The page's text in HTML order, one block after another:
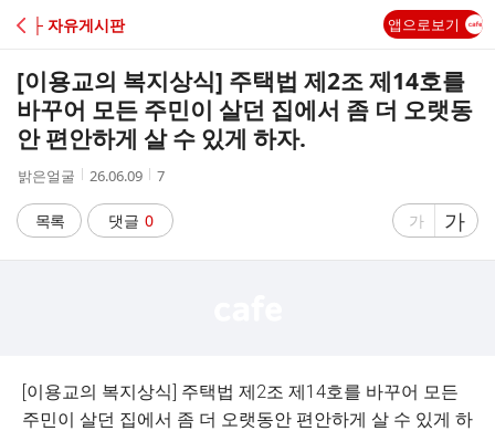
C
A
├ 자유게시판 앱으로보기
[이용교의 복지상식] 주택법 제2조 제14호를
바꾸어 모든 주민이 살던 집에서 좀 더 오랫동
안 편안하게 살 수 있게 하자.
작
자
밝은얼굴
작
시
간
26.06.09
조
수
7
목록 댓글 0
글
게
가
글
자
게
가
[이용교의 복지상식] 주택법 제2조 제14호를 바꾸어 모든
주민이 살던 집에서 좀 더 오랫동안 편안하게 살 수 있게 하